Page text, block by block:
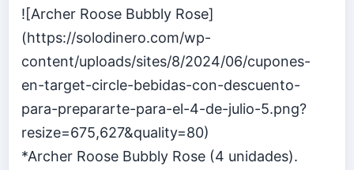
![Archer Roose Bubbly Rose]
(https://solodinero.com/wp-
content/uploads/sites/8/2024/06/cupones-
en-target-circle-bebidas-con-descuento-
para-prepararte-para-el-4-de-julio-5.png?
resize=675,627&quality=80)
*Archer Roose Bubbly Rose (4 unidades).